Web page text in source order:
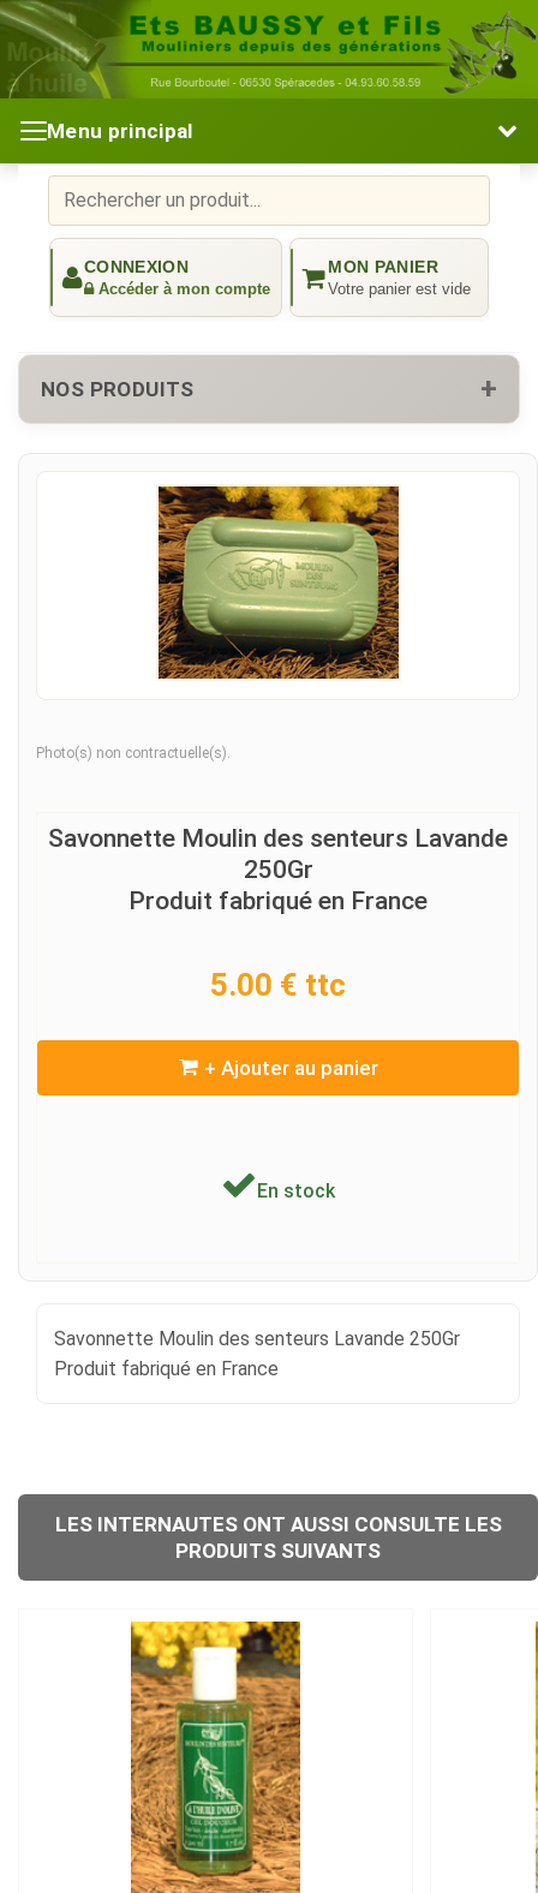
Menu principal
NOS PRODUITS
Photo(s) non contractuelle(s).
Savonnette Moulin des senteurs Lavande
250Gr
Produit fabriqué en France
5.00 € ttc
+ Ajouter au panier
En stock
Savonnette Moulin des senteurs Lavande 250Gr
Produit fabriqué en France
LES INTERNAUTES ONT AUSSI CONSULTE LES
PRODUITS SUIVANTS